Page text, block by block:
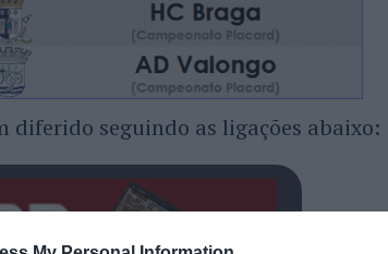
diferido seguindo as ligações abaixo: